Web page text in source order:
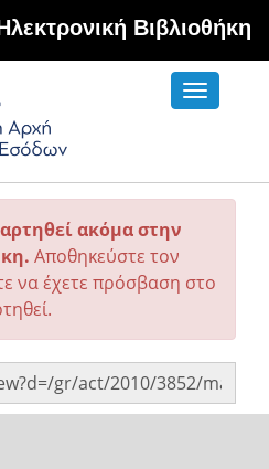
Βιβλιοθήκη
Toggle
ακόμα στην
Αποθηκεύστε τον
να έχετε πρόσβαση στο